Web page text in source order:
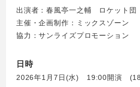
出演者：春風亭一之輔 ロケット
主催・企画制作：ミックスゾーン
協力：サンライズプロモーション
日時
2026年1月7日(水) 19:00開演